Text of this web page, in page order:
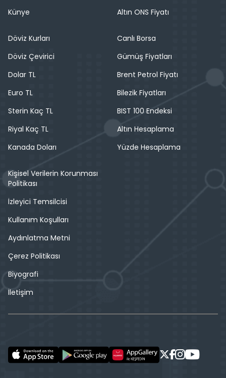
Künye
Altın ONS Fiyatı
Döviz Kurları
Döviz Çevirici
Dolar TL
Euro TL
Sterin Kaç TL
Riyal Kaç TL
Kanada Doları
Canlı Borsa
Gümüş Fiyatları
Brent Petrol Fiyatı
Bilezik Fiyatları
BIST 100 Endeksi
Altın Hesaplama
Yüzde Hesaplama
Kişisel Verilerin Korunması
Politikası
İzleyici Temsilcisi
Kullanım Koşulları
Aydınlatma Metni
Çerez Politikası
Biyografi
İletişim